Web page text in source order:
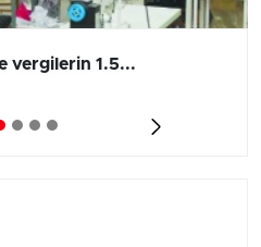
vergilerin 1.5...